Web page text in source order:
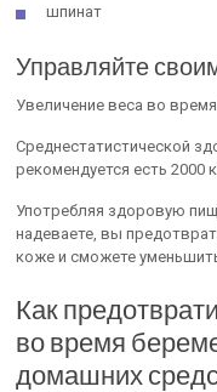
шпинат
Управляйте
Увеличение веса во
Среднестатистической
рекомендуется есть 2000
Употребляя здоровую
надеваете, вы
коже и сможете
Как
во время
домашних